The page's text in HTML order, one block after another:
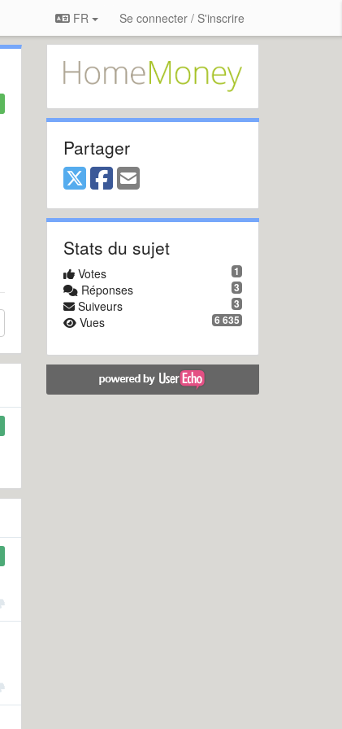
FR Se connecter / S'inscrire
Partager
Stats du sujet
1
Votes
3
Réponses
3
Suiveurs
6 635
Vues